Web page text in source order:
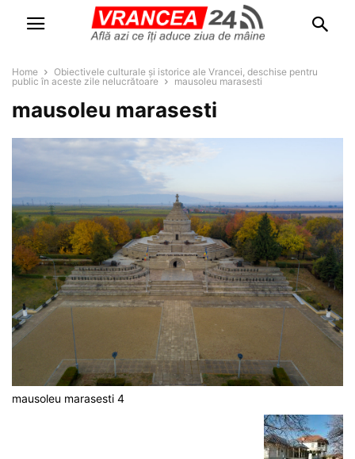
Home
Obiectivele culturale și istorice ale Vrancei, deschise pentru
public în aceste zile nelucrătoare
mausoleu marasesti
mausoleu marasesti
mausoleu marasesti 4